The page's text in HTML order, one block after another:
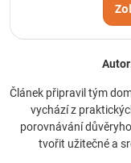
Článek připravil tým
vychází z
porovnávání
tvořit užitečné a